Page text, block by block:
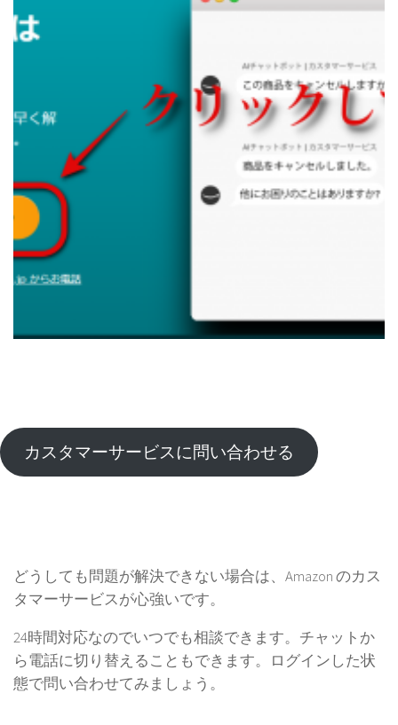
カスタマーサービスに問い合わせる
どうしても問題が解決できない場合は、Amazon のカス
タマーサービスが心強いです。
24時間対応なのでいつでも相談できます。チャットか
ら電話に切り替えることもできます。ログインした状
態で問い合わせてみましょう。